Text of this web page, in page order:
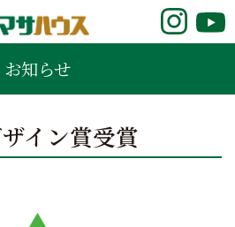
注文住宅ならヤマサハウス
文住宅や建売モデルハウスをお探し
ちら。鹿児島県内で11年連続ナンバ
覧ください。
お知らせ
イン賞受賞